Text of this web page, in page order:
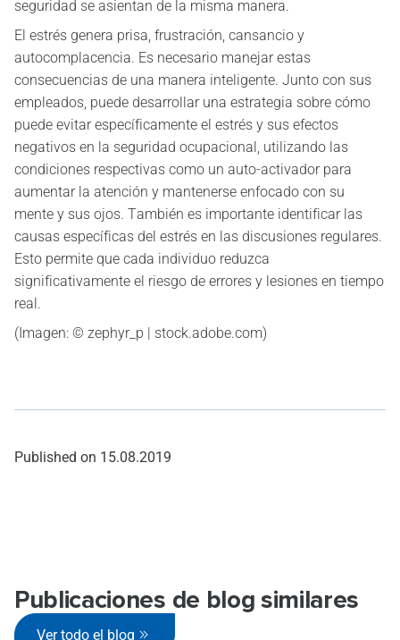
seguridad se asientan de la misma manera.
El estrés genera prisa, frustración, cansancio y
autocomplacencia. Es necesario manejar estas
consecuencias de una manera inteligente. Junto con sus
empleados, puede desarrollar una estrategia sobre cómo
puede evitar específicamente el estrés y sus efectos
negativos en la seguridad ocupacional, utilizando las
condiciones respectivas como un auto-activador para
aumentar la atención y mantenerse enfocado con su
mente y sus ojos. También es importante identificar las
causas específicas del estrés en las discusiones regulares.
Esto permite que cada individuo reduzca
significativamente el riesgo de errores y lesiones en tiempo
real.
(Imagen: © zephyr_p | stock.adobe.com)
Published on 15.08.2019
Publicaciones de blog similares
Ver todo el blog